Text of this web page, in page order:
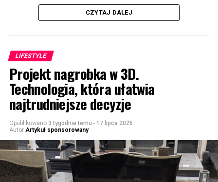
CZYTAJ DALEJ
LIFESTYLE
Projekt nagrobka w 3D.
Technologia, która ułatwia
najtrudniejsze decyzje
Opublikowano 3 tygodnie temu - 17 lipca 2026
Autor Artykuł sponsorowany